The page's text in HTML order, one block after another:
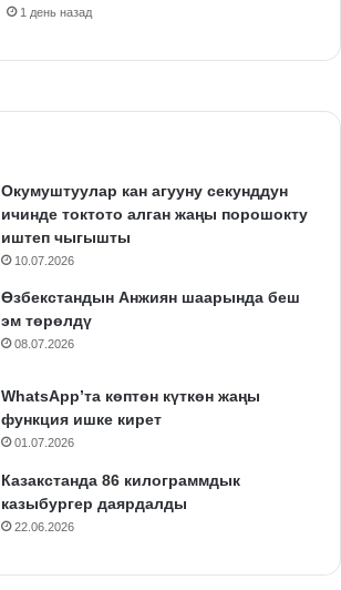
1 день назад
Окумуштуулар кан агууну секунддун
ичинде токтото алган жаңы порошокту
иштеп чыгышты
10.07.2026
Өзбекстандын Анжиян шаарында беш
эм төрөлдү
08.07.2026
WhatsApp’та көптөн күткөн жаңы
функция ишке кирет
01.07.2026
Казакстанда 86 килограммдык
казыбургер даярдалды
22.06.2026